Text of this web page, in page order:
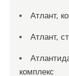
Атлант,
Атлант,
комплекс